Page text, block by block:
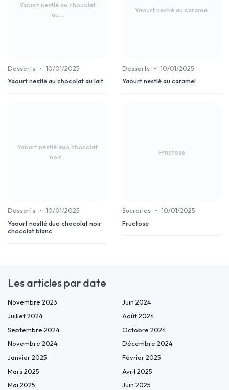
Yaourt nestlé au chocolat
au...
Desserts • 10/01/2025
Yaourt nestlé au chocolat au lait
Yaourt nestlé au caramel
Desserts • 10/01/2025
Yaourt nestlé au caramel
Yaourt nestlé duo chocolat
noir...
Desserts • 10/01/2025
Yaourt nestlé duo chocolat noir
chocolat blanc
Fructose
Sucreries • 10/01/2025
Fructose
Les articles par date
Novembre 2023
Juin 2024
Juillet 2024
Août 2024
Septembre 2024
Octobre 2024
Novembre 2024
Décembre 2024
Janvier 2025
Février 2025
Mars 2025
Avril 2025
Mai 2025
Juin 2025